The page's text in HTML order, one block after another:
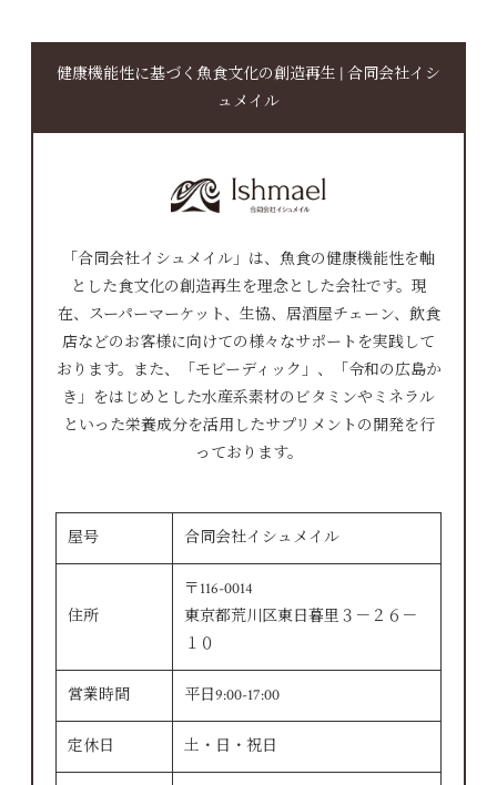
健康機能性に基づく魚食文化の創造再生 | 合同会社イシ
ュメイル
「合同会社イシュメイル」は、魚食の健康機能性を軸
とした食文化の創造再生を理念とした会社です。現
在、スーパーマーケット、生協、居酒屋チェーン、飲食
店などのお客様に向けての様々なサポートを実践して
おります。また、「モビーディック」、「令和の広島か
き」をはじめとした水産系素材のビタミンやミネラル
といった栄養成分を活用したサプリメントの開発を行
っております。
屋号 合同会社イシュメイル
住所
〒116-0014
東京都荒川区東日暮里３－２６－
１０
営業時間 平日9:00-17:00
定休日 土・日・祝日